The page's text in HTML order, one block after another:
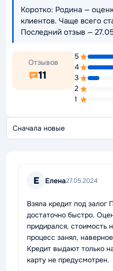
Коротко: Родина —
клиентов. Чаще всего
Последний отзыв —
Отзывов
11
5
4
3
2
1
Е Елена27.05.2024
Взяла кредит под
достаточно быстро.
придирался, стоимость
процесс занял,
Кредит выдают только
карту не предусмотрен.